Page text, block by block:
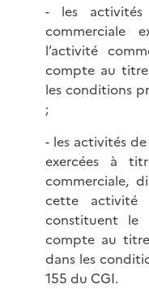
- les
commerciale
l’activité
compte au titre
les conditions
;
- les activités
exercées à
commerciale,
cette activité
constituent le
compte au
dans les
155 du CGI.